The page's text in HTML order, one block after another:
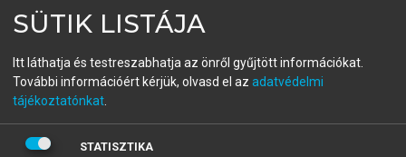
fiókoddal,vagy hozz létre új fiókot.
A regisztráció után apróbaidőszakautomatikusan
BELÉPÉS SAJÁT FIÓKKAL
SÜTIK LISTÁJA
Itt láthatja és testreszabhatja az önről gyűjtött információkat.
További információért kérjük, olvasd el az adatvédelmi
tájékoztatónkat
STATISZTIKA